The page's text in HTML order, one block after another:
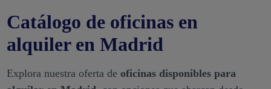
Catálogo de oficinas en
alquiler en Madrid
Explora nuestra oferta de oficinas disponibles para